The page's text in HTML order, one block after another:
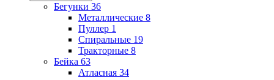
Бегунки 36
Металлические 8
Пуллер 1
Спиральные 19
Тракторные 8
Бейка 63
Атласная 34